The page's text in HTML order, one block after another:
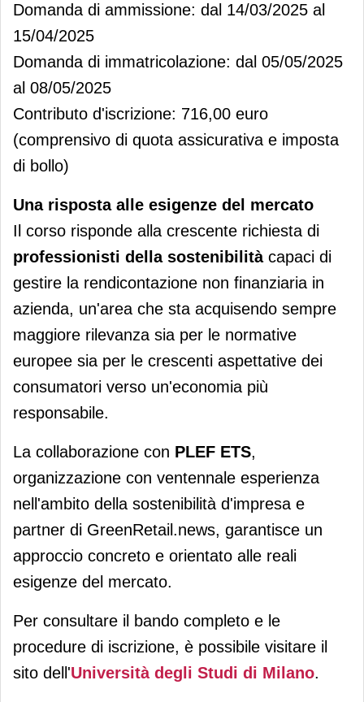
Domanda di ammissione: dal 14/03/2025 al
15/04/2025
Domanda di immatricolazione: dal 05/05/2025
al 08/05/2025
Contributo d'iscrizione: 716,00 euro
(comprensivo di quota assicurativa e imposta
di bollo)
Una risposta alle esigenze del mercato
Il corso risponde alla crescente richiesta di
professionisti della sostenibilitàcapaci di
gestire la rendicontazione non finanziaria in
azienda, un'area che sta acquisendo sempre
maggiore rilevanza sia per le normative
europee sia per le crescenti aspettative dei
consumatori verso un'economia più
responsabile.
La collaborazione con PLEF ETS,
organizzazione con ventennale esperienza
nell'ambito della sostenibilità d'impresa e
partner di GreenRetail.news, garantisce un
approccio concreto e orientato alle reali
esigenze del mercato.
Per consultare il bando completo e le
procedure di iscrizione, è possibile visitare il
sito dell'Università degli Studi di Milano.